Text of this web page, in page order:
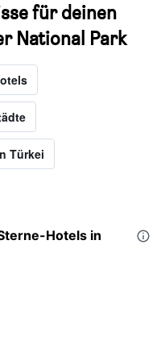
für deinen
National Park
Türkei
Hotels in